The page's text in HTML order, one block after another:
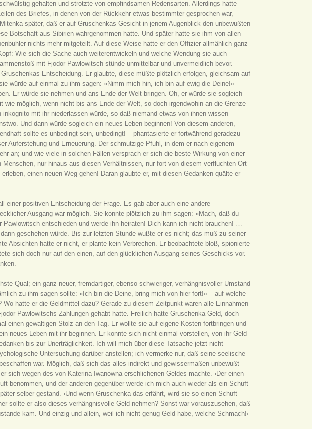
gehalten und strotzte von empfindsamen Redensarten. Allerdings hatte
des Briefes, in denen von der Rückkehr etwas bestimmter gesprochen war,
später, daß er auf Gruschenkas Gesicht in jenem Augenblick den unbewußten
Botschaft aus Sibirien wahrgenommen hatte. Und später hatte sie ihm von allen
nichts mehr mitgeteilt. Auf diese Weise hatte er den Offizier allmählich ganz
Wie sich die Sache auch weiterentwickeln und welche Wendung sie auch
mit Fjodor Pawlowitsch stünde unmittelbar und unvermeidlich bevor.
Entscheidung. Er glaubte, diese müßte plötzlich erfolgen, gleichsam auf
würde auf einmal zu ihm sagen: »Nimm mich hin, ich bin auf ewig die Deine!« –
Er würde sie nehmen und ans Ende der Welt bringen. Oh, er würde sie sogleich
wie möglich, wenn nicht bis ans Ende der Welt, so doch irgendwohin an die Grenze
mit ihr niederlassen würde, so daß niemand etwas von ihnen wissen
Und dann würde sogleich ein neues Leben beginnen! Von diesem anderen,
sollte es unbedingt sein, unbedingt! – phantasierte er fortwährend geradezu
Auferstehung und Erneuerung. Der schmutzige Pfuhl, in dem er nach eigenem
an; und wie viele in solchen Fällen versprach er sich die beste Wirkung von einer
Menschen, nur hinaus aus diesen Verhältnissen, nur fort von diesem verfluchten Ort
einen neuen Weg gehen! Daran glaubte er, mit diesen Gedanken quälte er
einer positiven Entscheidung der Frage. Es gab aber auch eine andere
Ausgang war möglich. Sie konnte plötzlich zu ihm sagen: »Mach, daß du
entschieden und werde ihn heiraten! Dich kann ich nicht brauchen! …
geschehen würde. Bis zur letzten Stunde wußte er es nicht; das muß zu seiner
Absichten hatte er nicht, er plante kein Verbrechen. Er beobachtete bloß, spionierte
sich doch nur auf den einen, auf den glücklichen Ausgang seines Geschicks vor.
Qual; ein ganz neuer, fremdartiger, ebenso schwieriger, verhängnisvoller Umstand
zu ihm sagen sollte: »Ich bin die Deine, bring mich von hier fort!« – auf welche
hatte er die Geldmittel dazu? Gerade zu diesem Zeitpunkt waren alle Einnahmen
Pawlowitschs Zahlungen gehabt hatte. Freilich hatte Gruschenka Geld, doch
einen gewaltigen Stolz an den Tag. Er wollte sie auf eigene Kosten fortbringen und
neues Leben mit ihr beginnen. Er konnte sich nicht einmal vorstellen, von ihr Geld
bis zur Unerträglichkeit. Ich will mich über diese Tatsache jetzt nicht
Untersuchung darüber anstellen; ich vermerke nur, daß seine seelische
war. Möglich, daß sich das alles indirekt und gewissermaßen unbewußt
sich wegen des von Katerina Iwanowna erschlichenen Geldes machte. ›Der einen
benommen, und der anderen gegenüber werde ich mich auch wieder als ein Schuft
selber gestand. ›Und wenn Gruschenka das erfährt, wird sie so einen Schuft
sollte er also dieses verhängnisvolle Geld nehmen? Sonst war vorauszusehen, daß
kam. Und einzig und allein, weil ich nicht genug Geld habe, welche Schmach!‹